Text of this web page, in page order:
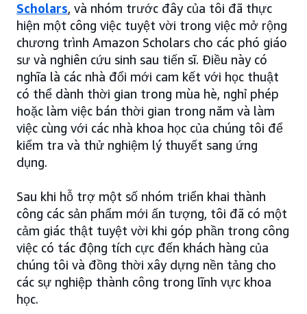
Scholars, và nhóm trước đây của tôi đã thực
hiện một công việc tuyệt vời trong việc mở rộng
chương trình Amazon Scholars cho các phó giáo
sư và nghiên cứu sinh sau tiến sĩ. Điều này có
nghĩa là các nhà đổi mới cam kết với học thuật
có thể dành thời gian trong mùa hè, nghỉ phép
hoặc làm việc bán thời gian trong năm và làm
việc cùng với các nhà khoa học của chúng tôi để
kiểm tra và thử nghiệm lý thuyết sang ứng
dụng.
Sau khi hỗ trợ một số nhóm triển khai thành
công các sản phẩm mới ấn tượng, tôi đã có một
cảm giác thật tuyệt vời khi góp phần trong công
việc có tác động tích cực đến khách hàng của
chúng tôi và đồng thời xây dựng nền tảng cho
các sự nghiệp thành công trong lĩnh vực khoa
học.